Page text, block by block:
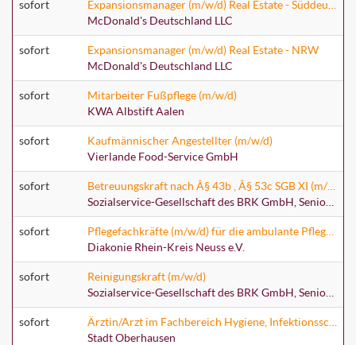
sofort
McDonald's Deutschland LLC
sofort
Expansionsmanager (m/w/d) Real Estate - NRW
McDonald's Deutschland LLC
sofort
Mitarbeiter Fußpflege (m/w/d)
KWA Albstift Aalen
sofort
Kaufmännischer Angestellter (m/w/d)
Vierlande Food-Service GmbH
sofort
Betreuungskraft nach Â§ 43b , Â§ 53c SGB XI (m/w/d) - zum nächstmöglichen Zeitpunkt -
sofort
Diakonie Rhein-Kreis Neuss e.V.
sofort
Reinigungskraft (m/w/d)
sofort
Stadt Oberhausen